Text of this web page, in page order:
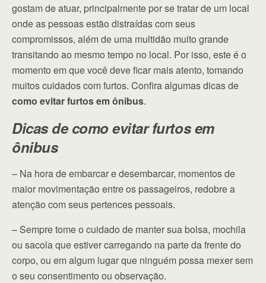
gostam de atuar, principalmente por se tratar de um local
onde as pessoas estão distraídas com seus
compromissos, além de uma multidão muito grande
transitando ao mesmo tempo no local. Por isso, este é o
momento em que você deve ficar mais atento, tomando
muitos cuidados com furtos. Confira algumas dicas de
como evitar furtos em ônibus.
Dicas de como evitar furtos em
ônibus
– Na hora de embarcar e desembarcar, momentos de
maior movimentação entre os passageiros, redobre a
atenção com seus pertences pessoais.
– Sempre tome o cuidado de manter sua bolsa, mochila
ou sacola que estiver carregando na parte da frente do
corpo, ou em algum lugar que ninguém possa mexer sem
o seu consentimento ou observação.